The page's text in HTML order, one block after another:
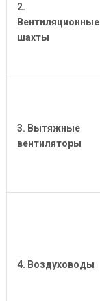
2.
Вентиляционные
шахты
3. Вытяжные
вентиляторы
4. Воздуховоды